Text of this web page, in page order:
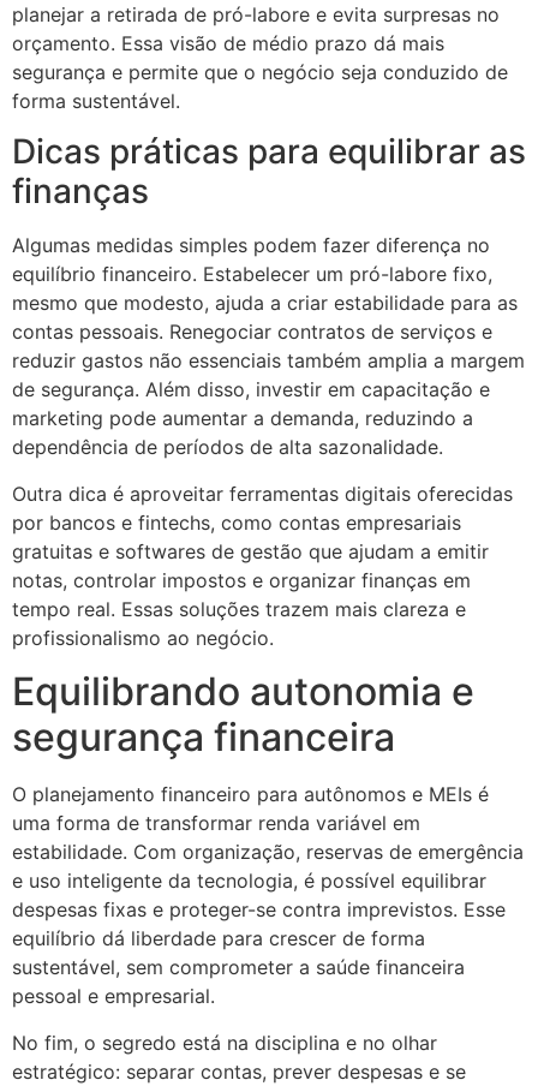
planejar a retirada de pró-labore e evita surpresas no
orçamento. Essa visão de médio prazo dá mais
segurança e permite que o negócio seja conduzido de
forma sustentável.
Dicas práticas para equilibrar as
finanças
Algumas medidas simples podem fazer diferença no
equilíbrio financeiro. Estabelecer um pró-labore fixo,
mesmo que modesto, ajuda a criar estabilidade para as
contas pessoais. Renegociar contratos de serviços e
reduzir gastos não essenciais também amplia a margem
de segurança. Além disso, investir em capacitação e
marketing pode aumentar a demanda, reduzindo a
dependência de períodos de alta sazonalidade.
Outra dica é aproveitar ferramentas digitais oferecidas
por bancos e fintechs, como contas empresariais
gratuitas e softwares de gestão que ajudam a emitir
notas, controlar impostos e organizar finanças em
tempo real. Essas soluções trazem mais clareza e
profissionalismo ao negócio.
Equilibrando autonomia e
segurança financeira
O planejamento financeiro para autônomos e MEIs é
uma forma de transformar renda variável em
estabilidade. Com organização, reservas de emergência
e uso inteligente da tecnologia, é possível equilibrar
despesas fixas e proteger-se contra imprevistos. Esse
equilíbrio dá liberdade para crescer de forma
sustentável, sem comprometer a saúde financeira
pessoal e empresarial.
No fim, o segredo está na disciplina e no olhar
estratégico: separar contas, prever despesas e se